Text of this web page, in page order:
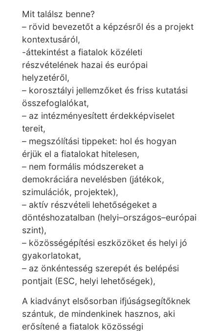
Mit találsz benne?
– rövid bevezetőt a képzésről és a projekt
kontextusáról,
-áttekintést a fiatalok közéleti
részvételének hazai és európai
helyzetéről,
– korosztályi jellemzőket és friss kutatási
összefoglalókat,
– az intézményesített érdekképviselet
tereit,
– megszólítási tippeket: hol és hogyan
érjük el a fiatalokat hitelesen,
– nem formális módszereket a
demokráciára nevelésben (játékok,
szimulációk, projektek),
– aktív részvételi lehetőségeket a
döntéshozatalban (helyi–országos–európai
szint),
– közösségépítési eszközöket és helyi jó
gyakorlatokat,
– az önkéntesség szerepét és belépési
pontjait (ESC, helyi lehetőségek),
A kiadványt elsősorban ifjúságsegítőknek
szántuk, de mindenkinek hasznos, aki
erősítené a fiatalok közösségi